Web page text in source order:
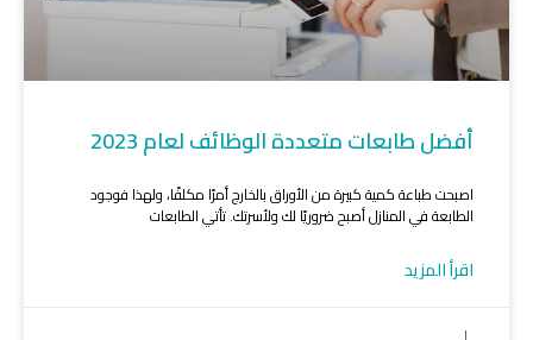
أفضل طابعات متعددة الوظائف لعام 2023
اصبحت طباعة كمية كبيرة من الأوراق بالخارج أمرًا مكلفًا، ولهذا فوجود
الطابعة في المنازل أصبح ضروريًا لك ولأسرتك. تأتي الطابعات
اقرأ المزيد